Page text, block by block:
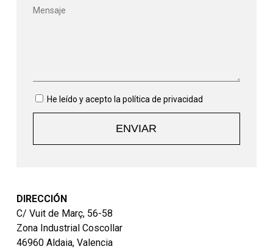
He leído y acepto la política de privacidad
DIRECCIÓN
C/ Vuit de Març, 56-58
Zona Industrial Coscollar
46960 Aldaia, Valencia